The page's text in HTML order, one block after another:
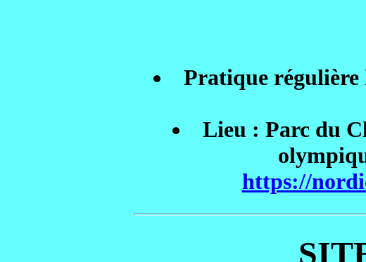
Pratique
Lieu : Parc du
https://